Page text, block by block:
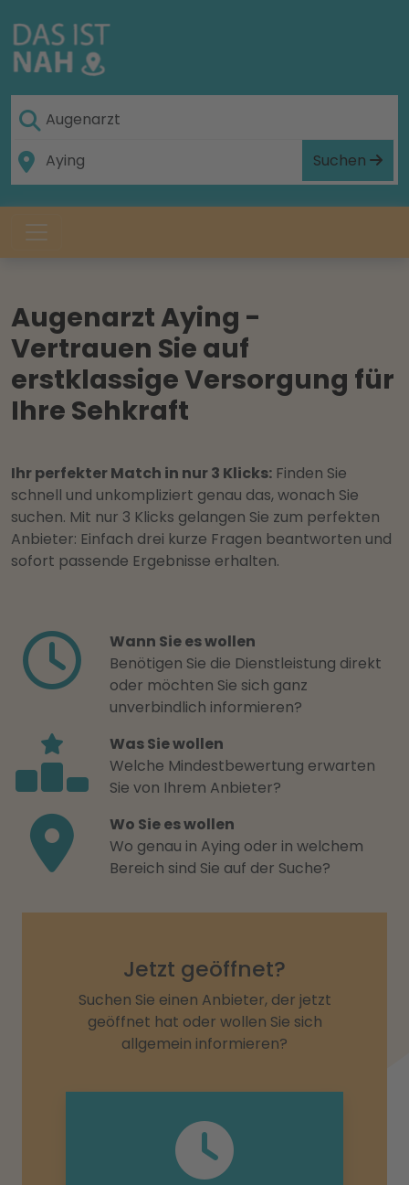
Suchen
Augenarzt Aying -
Vertrauen Sie auf
erstklassige Versorgung für
Ihre Sehkraft
Ihr perfekter Match in nur 3 Klicks: Finden Sie
schnell und unkompliziert genau das, wonach Sie
suchen. Mit nur 3 Klicks gelangen Sie zum perfekten
Anbieter: Einfach drei kurze Fragen beantworten und
sofort passende Ergebnisse erhalten.
Wann Sie es wollen
Benötigen Sie die Dienstleistung direkt
oder möchten Sie sich ganz
unverbindlich informieren?
Was Sie wollen
Welche Mindestbewertung erwarten
Sie von Ihrem Anbieter?
Wo Sie es wollen
Wo genau in Aying oder in welchem
Bereich sind Sie auf der Suche?
Jetzt geöffnet?
Suchen Sie einen Anbieter, der jetzt
geöffnet hat oder wollen Sie sich
allgemein informieren?